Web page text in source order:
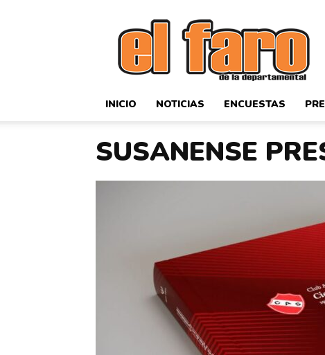
El
Faro
Deportivo
INICIO NOTICIAS ENCUESTAS
SUSANENSE